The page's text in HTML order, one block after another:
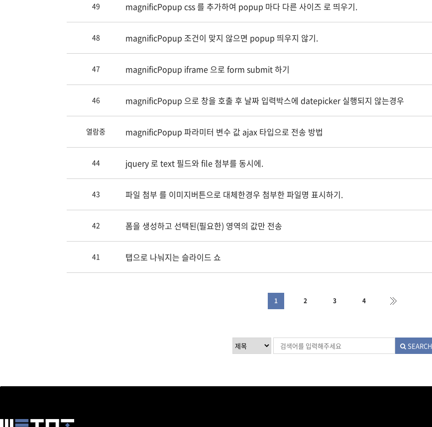
49 magnificPopup css 를 추가하여 popup 마다 다른 사이즈 로 띄우기.
48 magnificPopup 조건이 맞지 않으면 popup 띄우지 않기.
47 magnificPopup iframe 으로 form submit 하기
46 magnificPopup 으로 창을 호출 후 날짜 입력박스에 datepicker 실행되지 않는경우
열람중 magnificPopup 파라미터 변수 값 ajax 타입으로 전송 방법
44 jquery 로 text 필드와 file 첨부를 동시에.
43 파일 첨부 를 이미지버튼으로 대체한경우 첨부한 파일명 표시하기.
42 폼을 생성하고 선택된(필요한) 영역의 값만 전송
41 탭으로 나눠지는 슬라이드 쇼
1 2 3 4
SEARCH